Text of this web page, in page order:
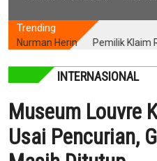
Trending
Herin Pemilik Klaim
INTERNASIONAL
Museum Louvre
Usai Pencurian,